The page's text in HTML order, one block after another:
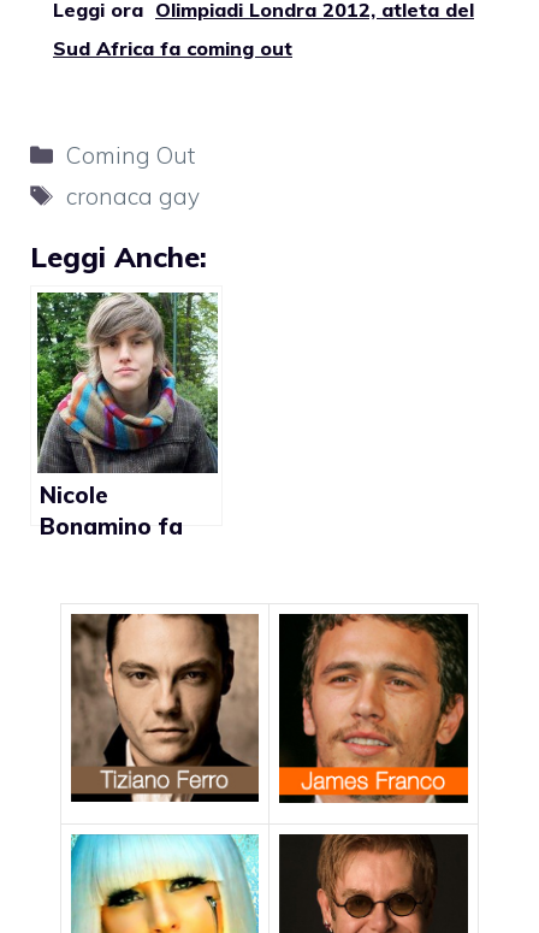
Leggi ora Olimpiadi Londra 2012, atleta del
Sud Africa fa coming out
Categorie
Coming Out
Tag
cronaca gay
Leggi Anche:
Nicole
Bonamino fa
italiana